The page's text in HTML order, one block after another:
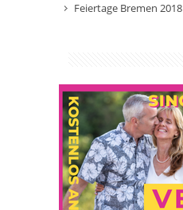
Feiertage Bremen 2018